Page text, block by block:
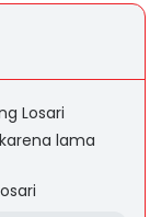
Losari
lama